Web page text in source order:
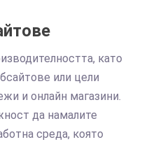
като
или цели
и онлайн магазини.
да намалите
среда, която